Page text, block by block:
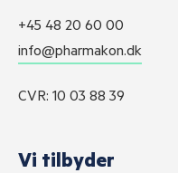
+45 48 20 60 00
info@pharmakon.dk
CVR: 10 03 88 39
Vi tilbyder